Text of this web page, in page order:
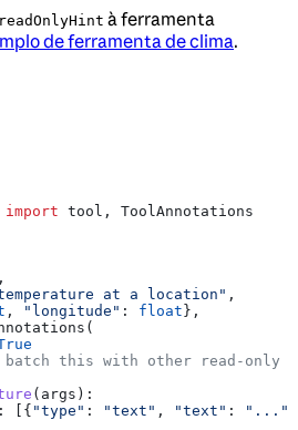
readOnlyHint à ferramenta
de ferramenta de clima.
import tool, ToolAnnotations
,
at a location"
,
, "longitude" : float },
batch this with other read-only
( args ):
: [{ "type" : "text" , "text" : "..."